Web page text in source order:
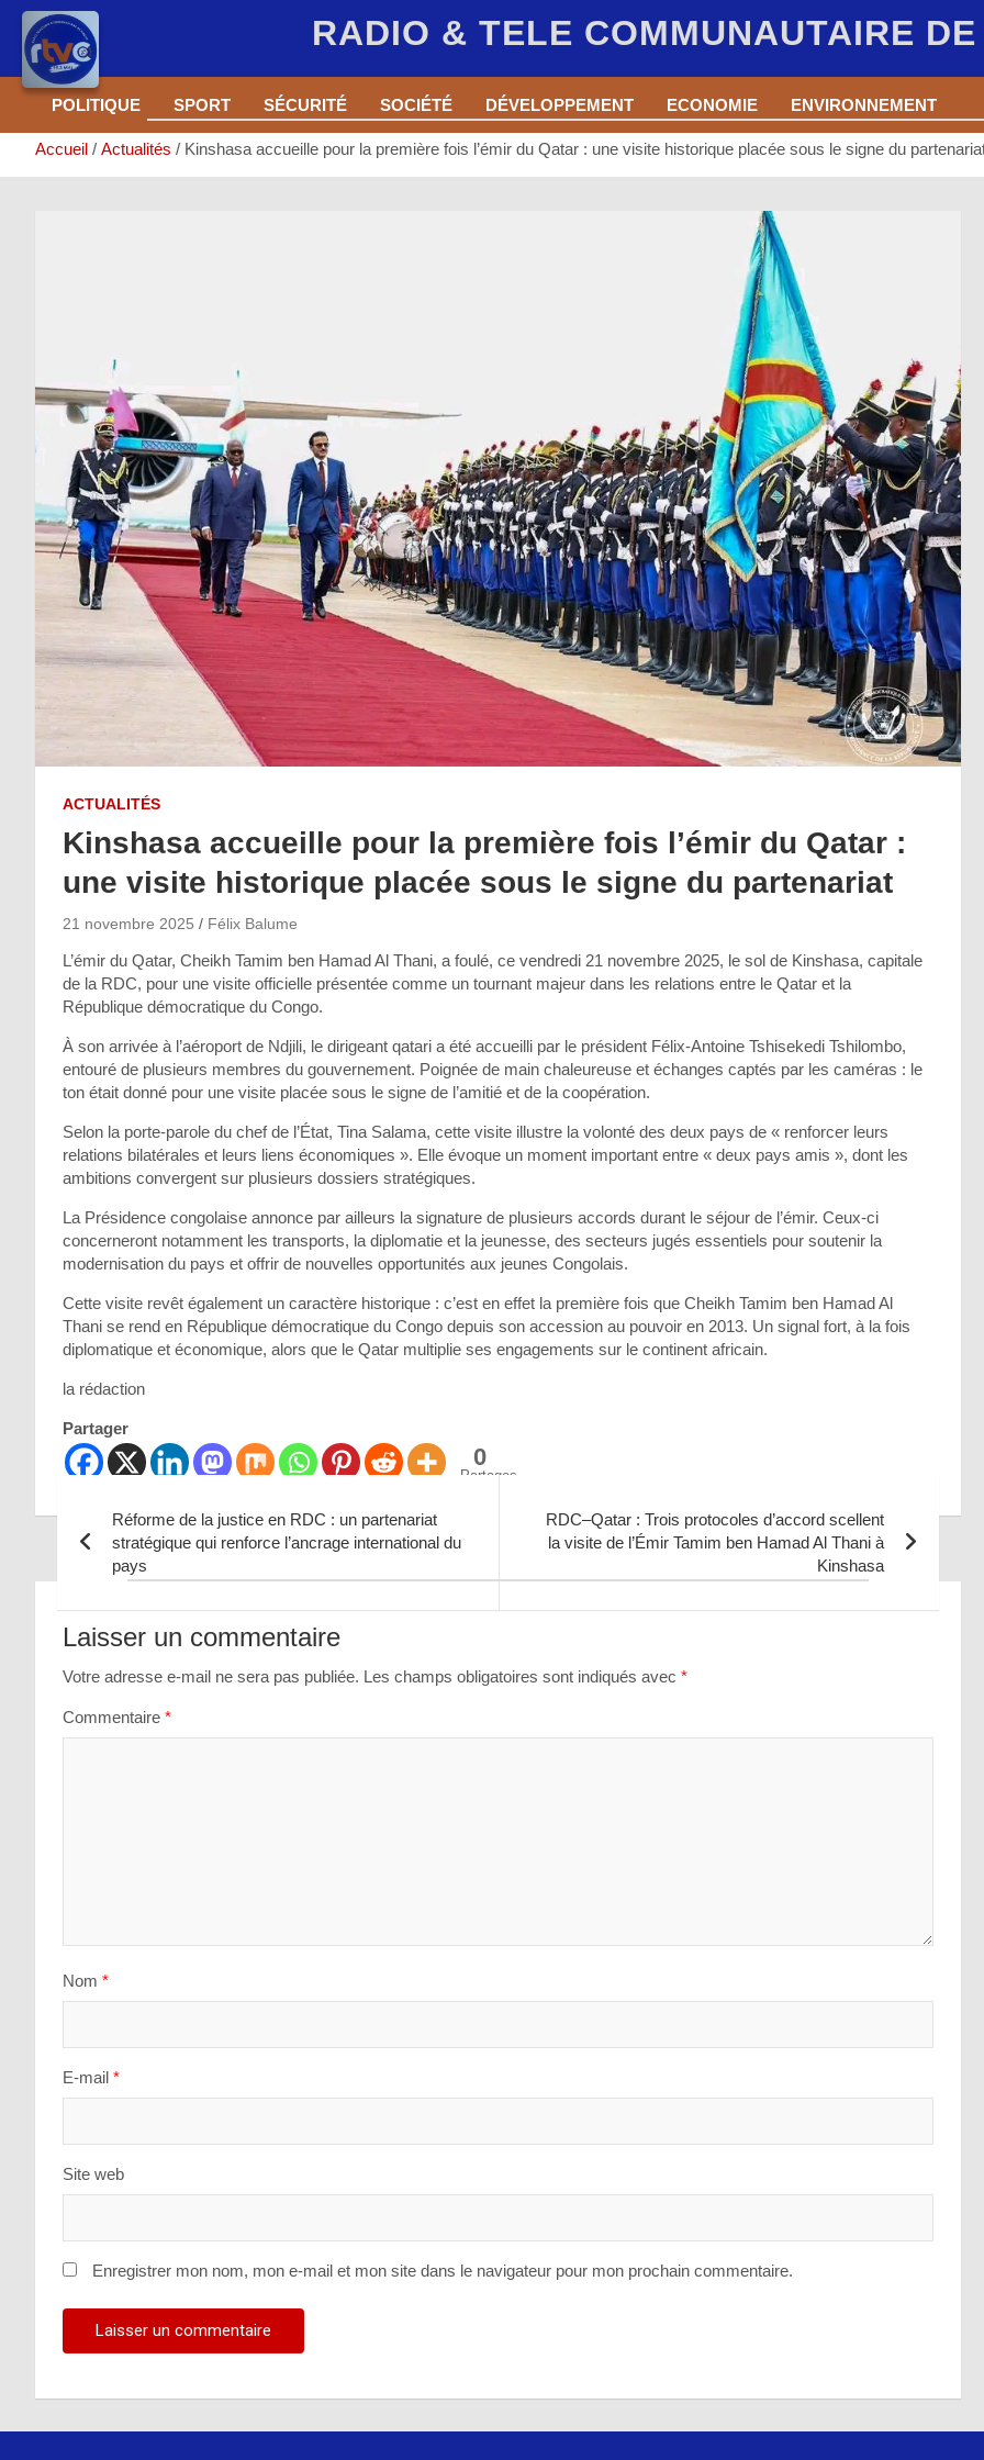
RADIO & TELE COMMUNAUTAIRE DE
Aller
contenu
POLITIQUE SPORT SÉCURITÉ SOCIÉTÉ DÉVELOPPEMENT ECONOMIE ENVIRONNEMENT
Accueil Actualités Kinshasa accueille pour la première fois l’émir du Qatar : une visite historique placée sous le signe du
ACTUALITÉS
Kinshasa accueille pour la première fois l’émir du Qatar :
une visite historique placée sous le signe du partenariat
21 novembre 2025 Félix Balume
L’émir du Qatar, Cheikh Tamim ben Hamad Al Thani, a foulé, ce vendredi 21 novembre 2025, le sol de Kinshasa, capitale
de la RDC, pour une visite officielle présentée comme un tournant majeur dans les relations entre le Qatar et la
République démocratique du Congo.
À son arrivée à l’aéroport de Ndjili, le dirigeant qatari a été accueilli par le président Félix-Antoine Tshisekedi Tshilombo,
entouré de plusieurs membres du gouvernement. Poignée de main chaleureuse et échanges captés par les caméras : le
ton était donné pour une visite placée sous le signe de l’amitié et de la coopération.
Selon la porte-parole du chef de l’État, Tina Salama, cette visite illustre la volonté des deux pays de « renforcer leurs
relations bilatérales et leurs liens économiques ». Elle évoque un moment important entre « deux pays amis », dont les
ambitions convergent sur plusieurs dossiers stratégiques.
La Présidence congolaise annonce par ailleurs la signature de plusieurs accords durant le séjour de l’émir. Ceux-ci
concerneront notamment les transports, la diplomatie et la jeunesse, des secteurs jugés essentiels pour soutenir la
modernisation du pays et offrir de nouvelles opportunités aux jeunes Congolais.
Cette visite revêt également un caractère historique : c’est en effet la première fois que Cheikh Tamim ben Hamad Al
Thani se rend en République démocratique du Congo depuis son accession au pouvoir en 2013. Un signal fort, à la fois
diplomatique et économique, alors que le Qatar multiplie ses engagements sur le continent africain.
la rédaction
Partager
0
Partages
Navigation
de
l’article
Réforme de la justice en RDC : un partenariat
stratégique qui renforce l’ancrage international du
pays
RDC–Qatar : Trois protocoles d’accord scellent
la visite de l’Émir Tamim ben Hamad Al Thani à
Kinshasa
Laisser un commentaire
Votre adresse e-mail ne sera pas publiée. Les champs obligatoires sont indiqués avec *
Commentaire *
Nom *
E-mail *
Site web
Enregistrer mon nom, mon e-mail et mon site dans le navigateur pour mon prochain commentaire.